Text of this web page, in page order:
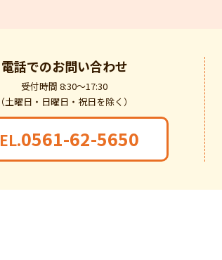
電話でのお問い合わせ
受付時間 8:30～17:30
（土曜日・日曜日・祝日を除く）
0561-62-5650